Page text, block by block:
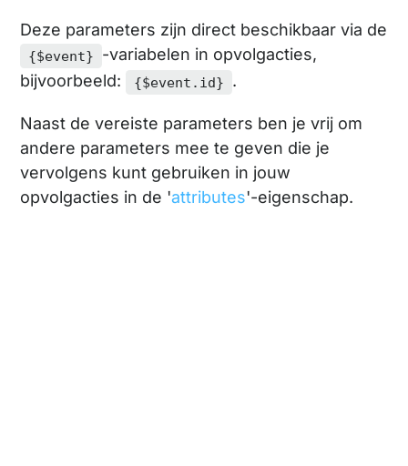
Deze parameters zijn direct beschikbaar via de
{$event}
-variabelen in opvolgacties,
bijvoorbeeld:
{$event.id} .
Naast de vereiste parameters ben je vrij om
andere parameters mee te geven die je
vervolgens kunt gebruiken in jouw
opvolgacties in de 'attributes'-eigenschap.